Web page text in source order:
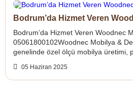
Bodrum’da Hizmet Veren
Bodrum’da Hizmet Veren Woodnec
05061800102Woodnec Mobilya &
genelinde özel ölçü mobilya üretimi,
05 Haziran 2025